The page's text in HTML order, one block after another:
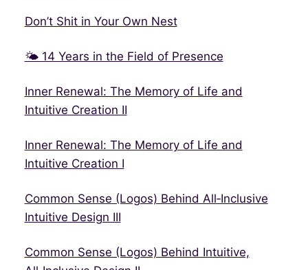
Don’t Shit in Your Own Nest
🌤 14 Years in the Field of Presence
Inner Renewal: The Memory of Life and
Intuitive Creation II
Inner Renewal: The Memory of Life and
Intuitive Creation I
Common Sense (Logos) Behind All‑Inclusive
Intuitive Design III
Common Sense (Logos) Behind Intuitive,